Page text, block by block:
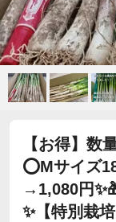
【お得】数
⭕️Mサイズ18
→1,080円
✨【特別栽